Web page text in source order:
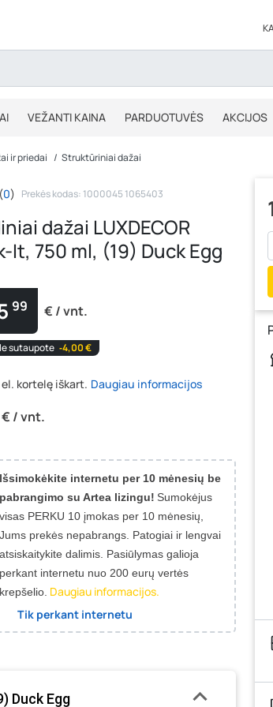
VEŽANTI KAINA PARDUOTUVĖS AKCIJOS
ir priedai Struktūriniai dažai
(0) Prekės kodas: 1000045 1065403
dažai LUXDECOR
It, 750 ml, (19) Duck Egg
99 € / vnt.
sutaupote ‐4,00 €
kortelę iškart. Daugiau informacijos
€ / vnt.
Išsimokėkite internetu per 10 mėnesių be
pabrangimo su Artea lizingu! Sumokėjus
visas PERKU 10 įmokas per 10 mėnesių,
Jums prekės nepabrangs. Patogiai ir lengvai
atsiskaitykite dalimis. Pasiūlymas galioja
perkant internetu nuo 200 eurų vertės
krepšelio. Daugiau informacijos.
Tik perkant internetu
Duck Egg